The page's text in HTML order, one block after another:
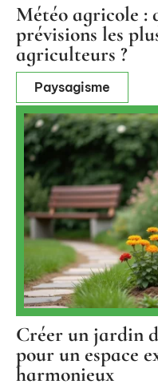
Météo agricole :
prévisions les
agriculteurs ?
Paysagisme
Créer un jardin
pour un espace
harmonieux